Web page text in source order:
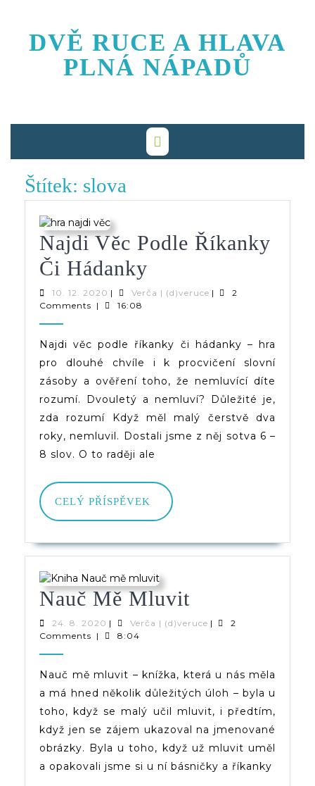
content
DVĚ RUCE A HLAVA
PLNÁ NÁPADŮ
Štítek: slova
Najdi Věc Podle Říkanky
Či Hádanky
Věc
Říkanky
Či
Hádanky
10. 12. 2020 10.
12.
| Verča | (d)veruceVerča
|
2
Comments | 16:08
Najdi věc podle říkanky či hádanky – hra
pro dlouhé chvíle i k procvičení slovní
zásoby a ověření toho, že nemluvící díte
rozumí. Dvouletý a nemluví? Důležité je,
zda rozumí Když měl malý čerstvě dva
roky, nemluvil. Dostali jsme z něj sotva 6 –
8 slov. O to raději ale
CELÝ PŘÍSPĚVEK
CELÝ
PŘÍSPĚVEK
Nauč Mě Mluvit
Mě
24. 8. 2020 24.
8.
| Verča | (d)veruceVerča
|
2
Comments | 8:04
Nauč mě mluvit – knížka, která u nás měla
a má hned několik důležitých úloh – byla u
toho, když se malý učil mluvit, i předtím,
když jen se zájem ukazoval na jmenované
obrázky. Byla u toho, když už mluvit uměl
a opakovali jsme si u ní básničky a říkanky